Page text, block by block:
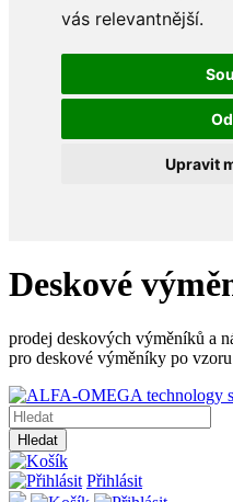
vás relevantnější.
Upravit
Deskové
prodej deskových výměníků a
pro deskové výměníky po
Hledat
Přihlásit